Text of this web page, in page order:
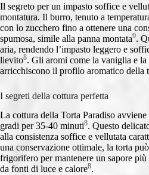
Il segreto per un impasto soffice e
montatura. Il burro, tenuto a
con lo zucchero fino a ottenere una
spumosa, simile alla panna montata9.
aria, rendendo l’impasto leggero e
lievito8. Gli aromi come la vaniglia e
arricchiscono il profilo aromatico della
I segreti della cottura perfetta
La cottura della Torta Paradiso
gradi per 35-40 minuti8. Questo
alla consistenza soffice e vellutata
una conservazione ottimale, la torta
frigorifero per mantenere un sapore
da fonti di luce e calore8.